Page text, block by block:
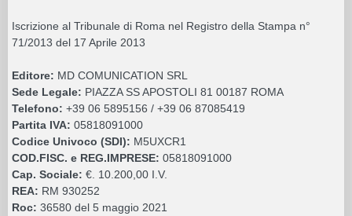
Iscrizione al Tribunale di Roma nel Registro della Stampa n°
71/2013 del 17 Aprile 2013
Editore: MD COMUNICATION SRL
Sede Legale: PIAZZA SS APOSTOLI 81 00187 ROMA
Telefono: +39 06 5895156 / +39 06 87085419
Partita IVA: 05818091000
Codice Univoco (SDI): M5UXCR1
COD.FISC. e REG.IMPRESE: 05818091000
Cap. Sociale: €. 10.200,00 I.V.
REA: RM 930252
Roc: 36580 del 5 maggio 2021